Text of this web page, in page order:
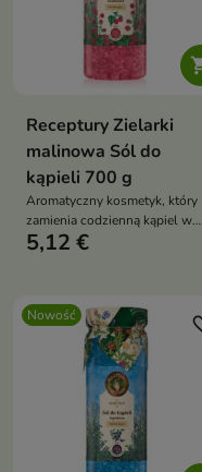
Receptury Zielarki
malinowa Sól do
kąpieli 700 g
Aromatyczny kosmetyk, który
zamienia codzienną kąpiel w
chwilę relaksu i odprężenia.
5,12 €
Nowość